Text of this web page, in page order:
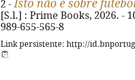
2 -Isto não é sobre
[S.l.] : Prime Books, 2026. -
989-655-565-8
Link persistente: http://